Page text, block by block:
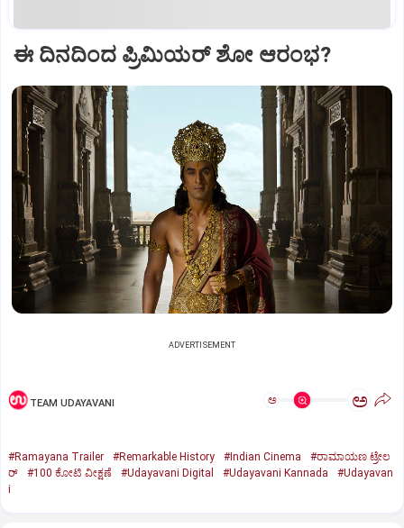
ಈ ದಿನದಿಂದ ಪ್ರಿಮಿಯರ್‌ ಶೋ ಆರಂಭ?
ADVERTISEMENT
TEAM UDAYAVANI ಅ ಅ
#Ramayana Trailer #Remarkable History #Indian Cinema
#ರಾಮಾಯಣ ಟ್ರೇಲ
ರ್‌
#100 ಕೋಟಿ ವೀಕ್ಷಣೆ #Udayavani Digital #Udayavani Kannada
#Udayavan
i